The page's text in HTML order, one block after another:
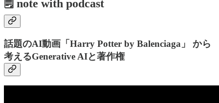
🗒 note with podcast
話題のAI動画「Harry Potter by Balenciaga」 から
考えるGenerative AIと著作権